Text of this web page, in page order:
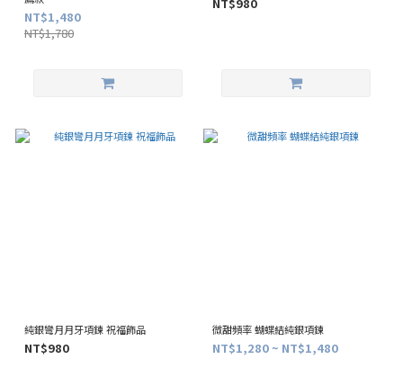
NT$1,480
NT$1,780
純銀彎月月牙項鍊 祝福飾品
NT$980
微甜頻率 蝴蝶結純銀項鍊
NT$1,280 ~ NT$1,480